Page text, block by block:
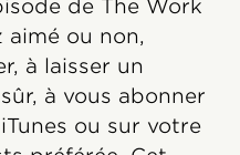
de The Work
aimé ou non,
à laisser un
à vous abonner
ou sur votre